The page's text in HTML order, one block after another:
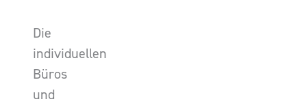
Die
individuellen
Büros
und